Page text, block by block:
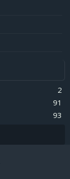
2
91
93